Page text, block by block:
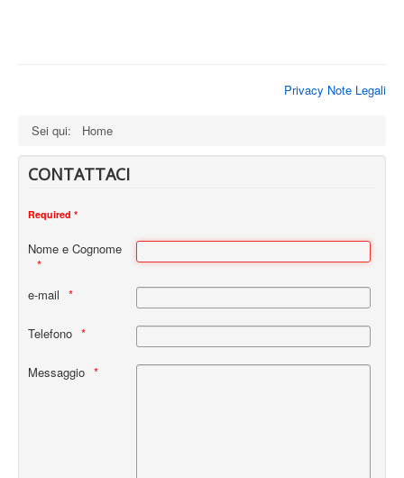
Privacy Note Legali
Sei qui: Home
CONTATTACI
Required *
Nome e Cognome
e-mail
Telefono
Messaggio